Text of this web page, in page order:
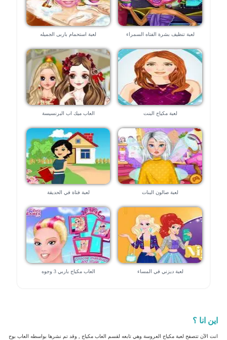
لعبة تنظيف بشرة الفتاه السمراء
لعبة استحمام باربى الجميله
لعبة مكياج البنت العاب ميك اب البرنسيسة
لعبة صالون البنات لعبة فتاة في الحديقة
لعبة ديزني في المساء العاب مكياج باربي 3 وجوه
اين انا ؟
انت الآن تتصفح لعبة مكياج العروسة وهي تابعه لقسم العاب مكياج , وقد تم نشرها بواسطه العاب بوح